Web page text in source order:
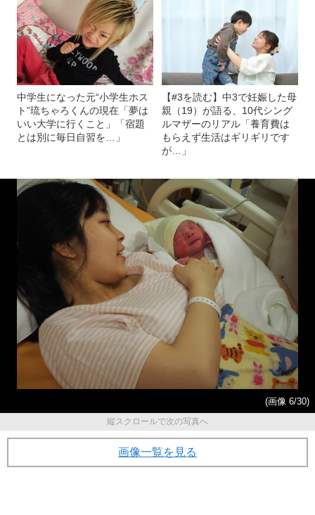
中学生になった元“小学生ホス
ト”琉ちゃろくんの現在「夢は
いい大学に行くこと」「宿題
とは別に毎日自習を…」
【#3を読む】中3で妊娠した母
親（19）が語る、10代シング
ルマザーのリアル「養育費は
もらえず生活はギリギリです
が…」
(画像 6/30)
縦スクロールで次の写真へ
画像一覧を見る